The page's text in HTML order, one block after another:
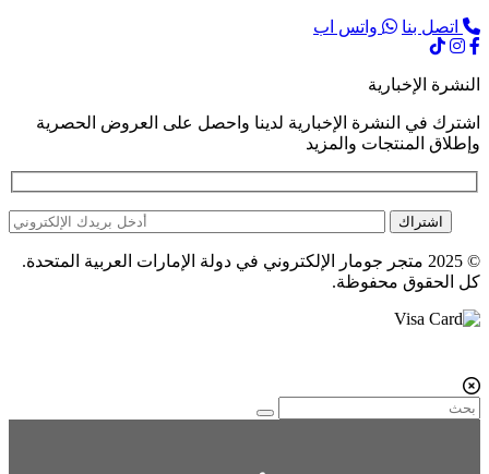
اتصل بنا واتس اب
النشرة الإخبارية
اشترك في النشرة الإخبارية لدينا واحصل على العروض الحصرية
وإطلاق المنتجات والمزيد
اشتراك
© 2025 متجر جومار الإلكتروني في دولة الإمارات العربية المتحدة.
كل الحقوق محفوظة.